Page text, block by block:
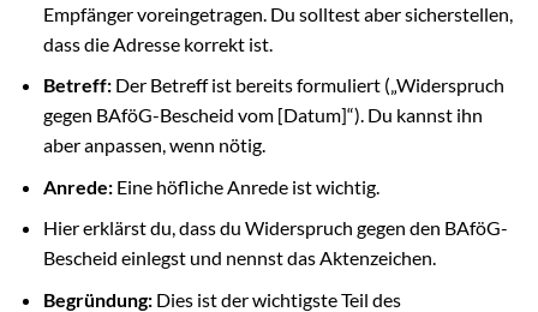
Empfänger voreingetragen. Du solltest aber sicherstellen,
dass die Adresse korrekt ist.
Betreff:Der Betreff ist bereits formuliert („Widerspruch
gegen BAföG-Bescheid vom [Datum]“). Du kannst ihn
aber anpassen, wenn nötig.
Anrede:Eine höfliche Anrede ist wichtig.
Hier erklärst du, dass du Widerspruch gegen den BAföG-
Bescheid einlegst und nennst das Aktenzeichen.
Begründung:Dies ist der wichtigste Teil des